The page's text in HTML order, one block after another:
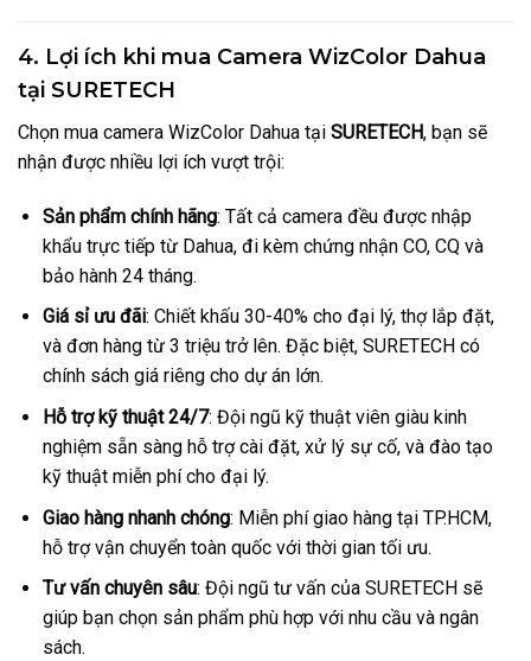
4. Lợi ích khi mua Camera WizColor Dahua
tại SURETECH
Chọn mua camera WizColor Dahua tại SURETECH, bạn sẽ
nhận được nhiều lợi ích vượt trội:
Sản phẩm chính hãng: Tất cả camera đều được nhập
khẩu trực tiếp từ Dahua, đi kèm chứng nhận CO, CQ và
bảo hành 24 tháng.
Giá sỉ ưu đãi: Chiết khấu 30-40% cho đại lý, thợ lắp đặt,
và đơn hàng từ 3 triệu trở lên. Đặc biệt, SURETECH có
chính sách giá riêng cho dự án lớn.
Hỗ trợ kỹ thuật 24/7: Đội ngũ kỹ thuật viên giàu kinh
nghiệm sẵn sàng hỗ trợ cài đặt, xử lý sự cố, và đào tạo
kỹ thuật miễn phí cho đại lý.
Giao hàng nhanh chóng: Miễn phí giao hàng tại TP.HCM,
hỗ trợ vận chuyển toàn quốc với thời gian tối ưu.
Tư vấn chuyên sâu: Đội ngũ tư vấn của SURETECH sẽ
giúp bạn chọn sản phẩm phù hợp với nhu cầu và ngân
sách.